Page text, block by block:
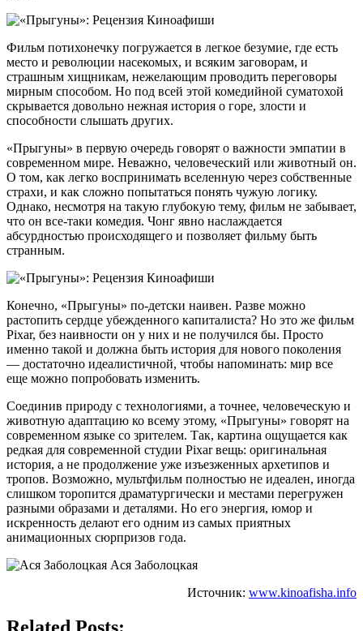
Фильм потихонечку погружается в легкое безумие, где есть
место и революции насекомых, и всяким заговорам, и
страшным хищникам, нежелающим проводить переговоры
мирным способом. Но под всей этой комедийной суматохой
скрывается довольно нежная история о горе, злости и
способности слышать других.
«Прыгуны» в первую очередь говорят о важности эмпатии в
современном мире. Неважно, человеческий или животный он.
О том, как легко воспринимать вселенную через собственные
страхи, и как сложно попытаться понять чужую логику.
Однако, несмотря на такую глубокую тему, фильм не забывает,
что он все-таки комедия. Чонг явно наслаждается
абсурдностью происходящего и позволяет фильму быть
странным.
Конечно, «Прыгуны» по-детски наивен. Разве можно
растопить сердце убежденного капиталиста? Но это же фильм
Pixar, без наивности он у них и не получился бы. Просто
именно такой и должна быть история для нового поколения
— достаточно идеалистичной, чтобы напоминать: мир все
еще можно попробовать изменить.
Соединив природу с технологиями, а точнее, человеческую и
животную адаптацию ко всему этому, «Прыгуны» говорят на
современном языке со зрителем. Так, картина ощущается как
редкая для современной студии Pixar вещь: оригинальная
история, а не продолжение уже изъезженных архетипов и
тропов. Возможно, мультфильм полностью не идеален, иногда
слишком торопится драматургически и местами перегружен
разными образами и деталями. Но его энергия, юмор и
искренность делают его одним из самых приятных
анимационных сюрпризов года.
Ася Заболоцкая
Источник: www.kinoafisha.info
Related Posts: